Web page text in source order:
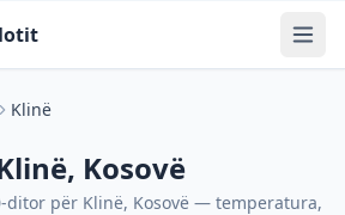
Klinë
, Kosovë
ditor për Klinë, Kosovë — temperatura,